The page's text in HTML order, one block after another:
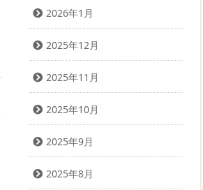
2026年1月
2025年12月
2025年11月
2025年10月
2025年9月
2025年8月